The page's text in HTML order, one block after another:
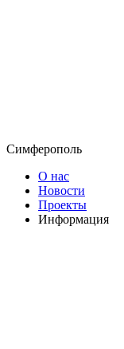
Симферополь
О нас
Новости
Проекты
Информация